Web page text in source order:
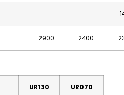
2900 2400
UR130 UR070